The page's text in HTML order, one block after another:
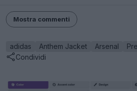
Mostra commenti
adidas Anthem Jacket Arsenal
Condividi